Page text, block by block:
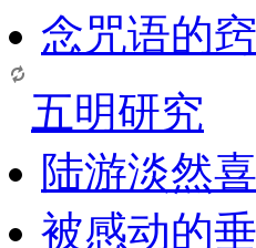
念咒语的
五明研究
陆游淡然
被感动的